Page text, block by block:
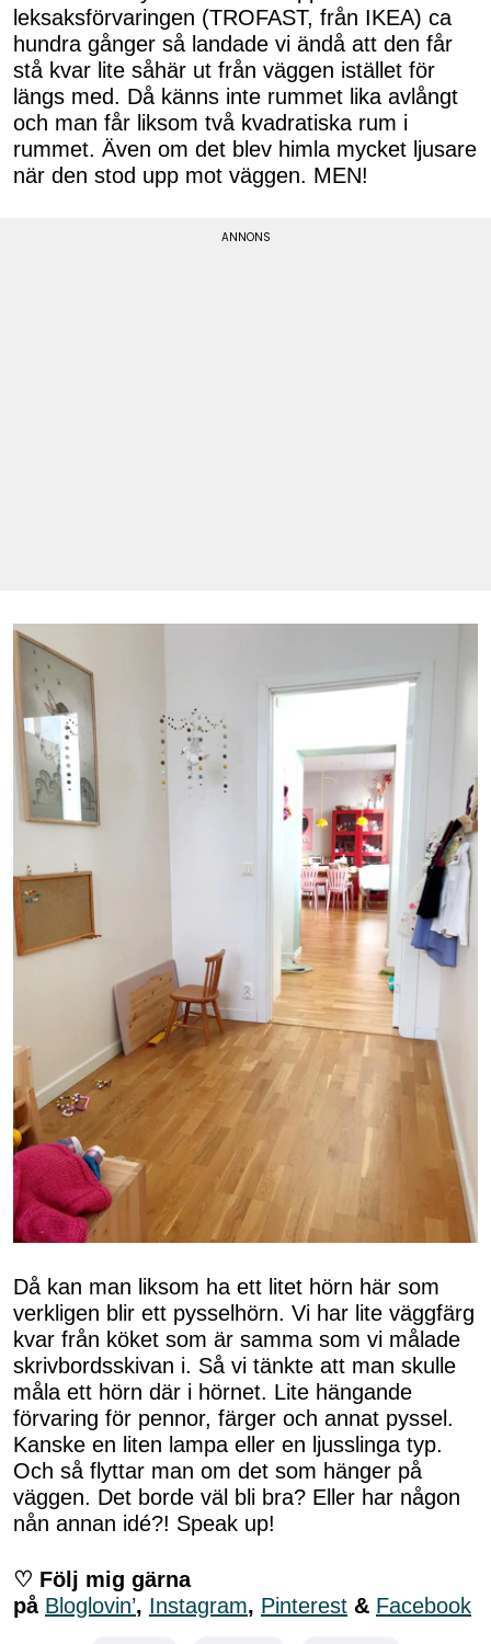
leksaksförvaringen (TROFAST, från IKEA) ca
hundra gånger så landade vi ändå att den får
stå kvar lite såhär ut från väggen istället för
längs med. Då känns inte rummet lika avlångt
och man får liksom två kvadratiska rum i
rummet. Även om det blev himla mycket ljusare
när den stod upp mot väggen. MEN!
Då kan man liksom ha ett litet hörn här som
verkligen blir ett pysselhörn. Vi har lite väggfärg
kvar från köket som är samma som vi målade
skrivbordsskivan i. Så vi tänkte att man skulle
måla ett hörn där i hörnet. Lite hängande
förvaring för pennor, färger och annat pyssel.
Kanske en liten lampa eller en ljusslinga typ.
Och så flyttar man om det som hänger på
väggen. Det borde väl bli bra? Eller har någon
nån annan idé?! Speak up!
♡ Följ mig gärna
på Bloglovin’, Instagram, Pinterest & Facebook